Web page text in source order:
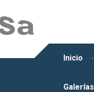
Inicio
Galerías